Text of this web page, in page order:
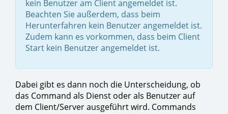
kein Benutzer am Client angemeldet ist.
Beachten Sie außerdem, dass beim
Herunterfahren kein Benutzer angemeldet ist.
Zudem kann es vorkommen, dass beim Client
Start kein Benutzer angemeldet ist.
Dabei gibt es dann noch die Unterscheidung, ob
das Command als Dienst oder als Benutzer auf
dem Client/Server ausgeführt wird. Commands